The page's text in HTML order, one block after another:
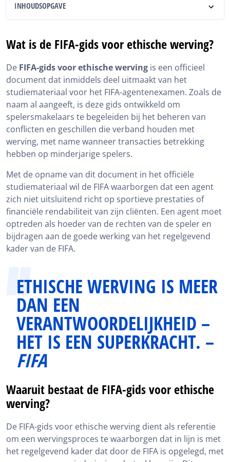
INHOUDSOPGAVE
Waaruit bestaat de FIFA-gids voor ethische werving?
Wat u moet weten voordat u de FIFA-gids voor
ethische werving leest
Belangrijke informatie over de FIFA-gids voor ethische
werving
FIFA-gids voor ethische werving en voorbereiding op
het FIFA-examen
Aanvullende bronnen bij de FIFA-gids voor ethische
werving
FIFA-gids voor ethische werving, samenvatting
Wat is de FIFA-gids voor ethische werving?
De FIFA-gids voor ethische werving is een officieel
document dat inmiddels deel uitmaakt van het
studiemateriaal voor het FIFA-agentenexamen. Zoals de
naam al aangeeft, is deze gids ontwikkeld om
spelersmakelaars te begeleiden bij het beheren van
conflicten en geschillen die verband houden met
werving, met name wanneer transacties betrekking
hebben op minderjarige spelers.
Met de opname van dit document in het officiële
studiemateriaal wil de FIFA waarborgen dat een agent
zich niet uitsluitend richt op sportieve prestaties of
financiële rendabiliteit van zijn cliënten. Een agent moet
optreden als hoeder van de rechten van de speler en
bijdragen aan de goede werking van het regelgevend
kader van de FIFA.
ETHISCHE WERVING IS MEER
DAN EEN
VERANTWOORDELIJKHEID –
HET IS EEN SUPERKRACHT. –
FIFA
Waaruit bestaat de FIFA-gids voor ethische
werving?
De FIFA-gids voor ethische werving dient als referentie
om een wervingsproces te waarborgen dat in lijn is met
het regelgevend kader dat door de FIFA is opgelegd, met